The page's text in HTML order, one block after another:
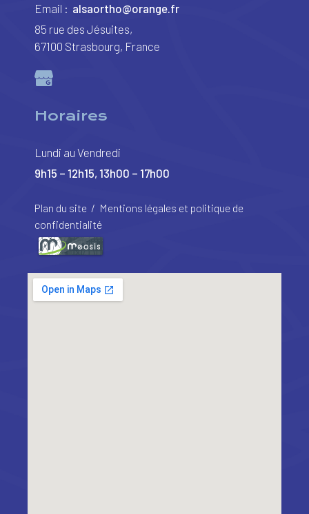
Email : alsaortho@orange.fr
85 rue des Jésuites,
67100 Strasbourg, France
Horaires
Lundi au Vendredi
9h15 – 12h15, 13h00 – 17h00
Plan du site / Mentions légales et politique de
confidentialité